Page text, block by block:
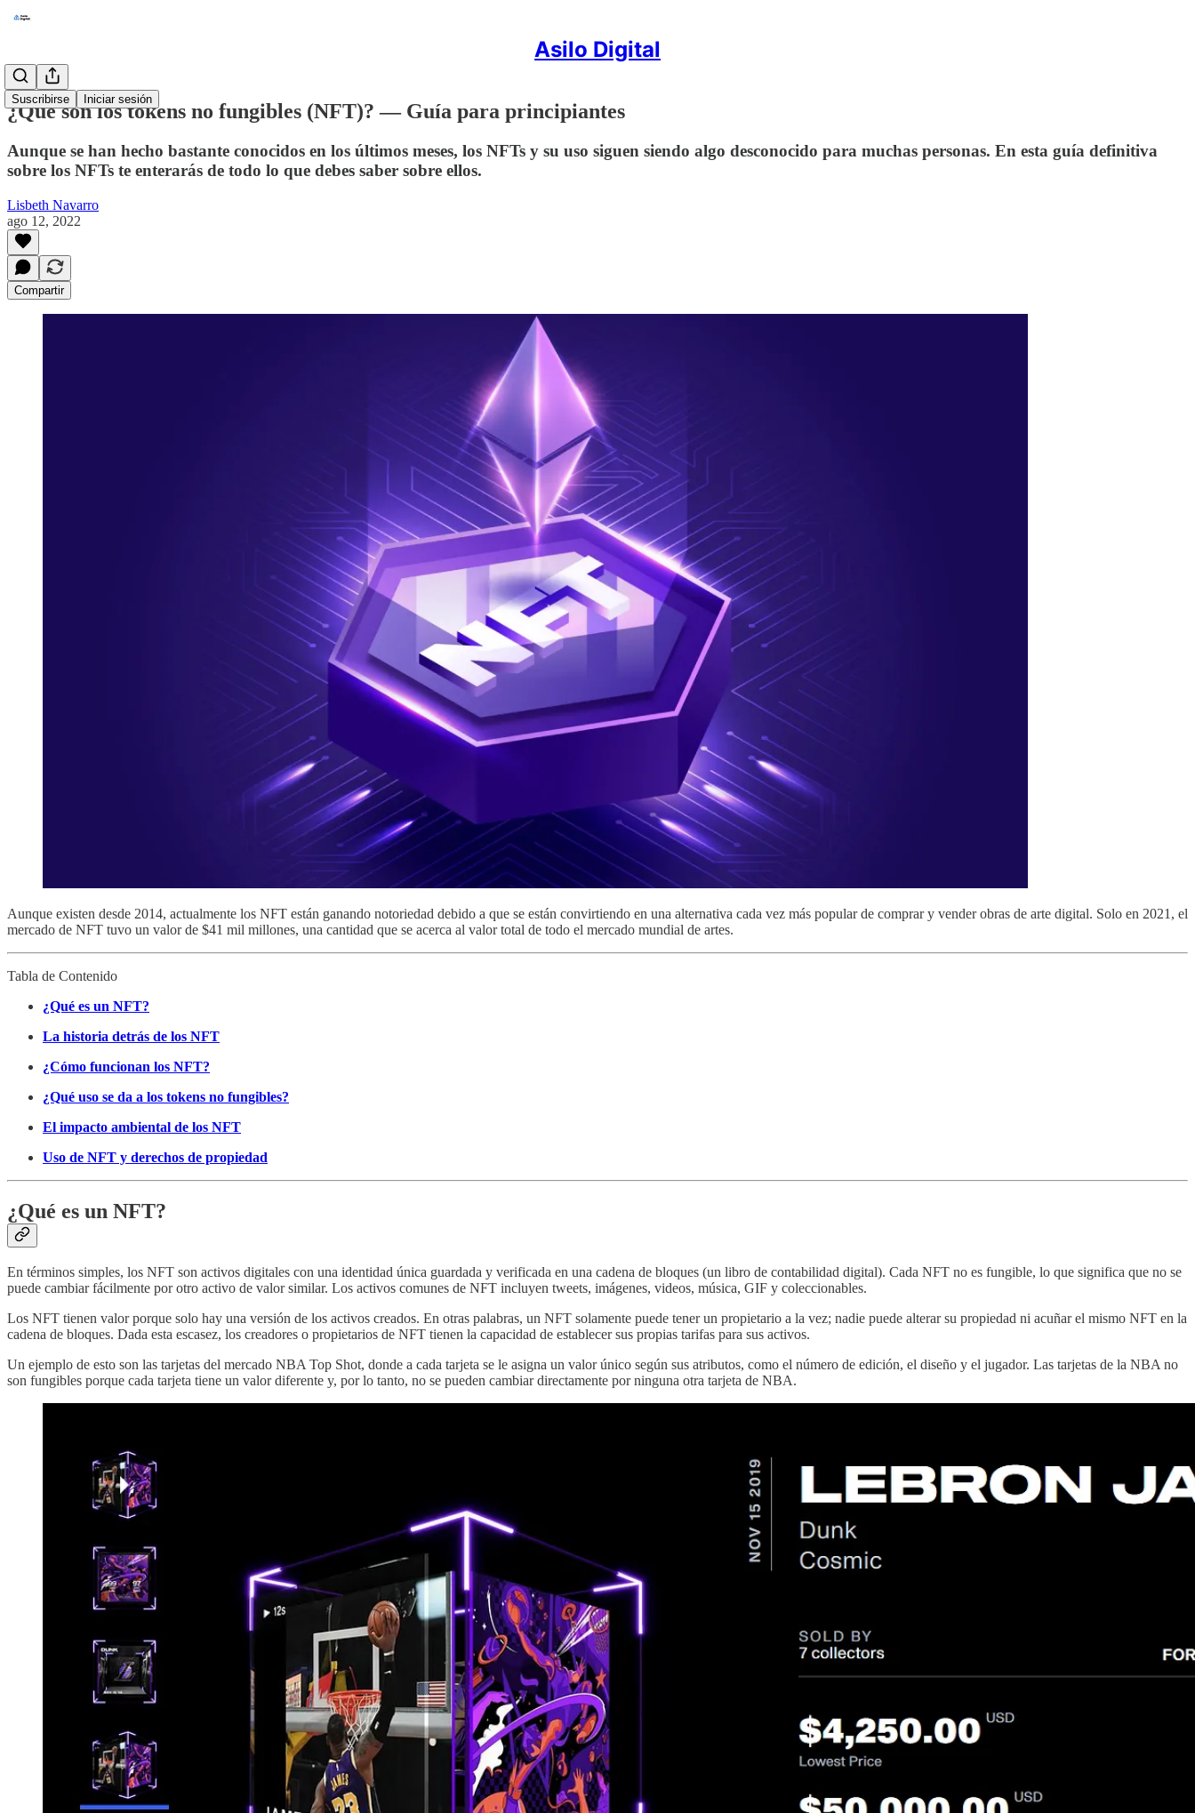
Asilo Digital
Suscribirse Iniciar sesión
¿Qué son los tokens no fungibles (NFT)? — Guía para principiantes
Aunque se han hecho bastante conocidos en los últimos meses, los NFTs y su uso siguen siendo algo desconocido para muchas personas. En esta guía definitiva
sobre los NFTs te enterarás de todo lo que debes saber sobre ellos.
Lisbeth Navarro
ago 12, 2022
Compartir
Aunque existen desde 2014, actualmente los NFT están ganando notoriedad debido a que se están convirtiendo en una alternativa cada vez más popular de comprar y vender obras de arte digital. Solo en 2021, el
mercado de NFT tuvo un valor de $41 mil millones, una cantidad que se acerca al valor total de todo el mercado mundial de artes.
Tabla de Contenido
¿Qué es un NFT?
La historia detrás de los NFT
¿Cómo funcionan los NFT?
¿Qué uso se da a los tokens no fungibles?
El impacto ambiental de los NFT
Uso de NFT y derechos de propiedad
¿Qué es un NFT?
En términos simples, los NFT son activos digitales con una identidad única guardada y verificada en una cadena de bloques (un libro de contabilidad digital). Cada NFT no es fungible, lo que significa que no se
puede cambiar fácilmente por otro activo de valor similar. Los activos comunes de NFT incluyen tweets, imágenes, videos, música, GIF y coleccionables.
Los NFT tienen valor porque solo hay una versión de los activos creados. En otras palabras, un NFT solamente puede tener un propietario a la vez; nadie puede alterar su propiedad ni acuñar el mismo NFT en la
cadena de bloques. Dada esta escasez, los creadores o propietarios de NFT tienen la capacidad de establecer sus propias tarifas para sus activos.
Un ejemplo de esto son las tarjetas del mercado NBA Top Shot, donde a cada tarjeta se le asigna un valor único según sus atributos, como el número de edición, el diseño y el jugador. Las tarjetas de la NBA no
son fungibles porque cada tarjeta tiene un valor diferente y, por lo tanto, no se pueden cambiar directamente por ninguna otra tarjeta de NBA.